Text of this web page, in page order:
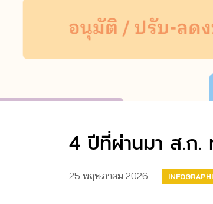
4 ปีที่ผ่านมา ส.ก.
25 พฤษภาคม 2026